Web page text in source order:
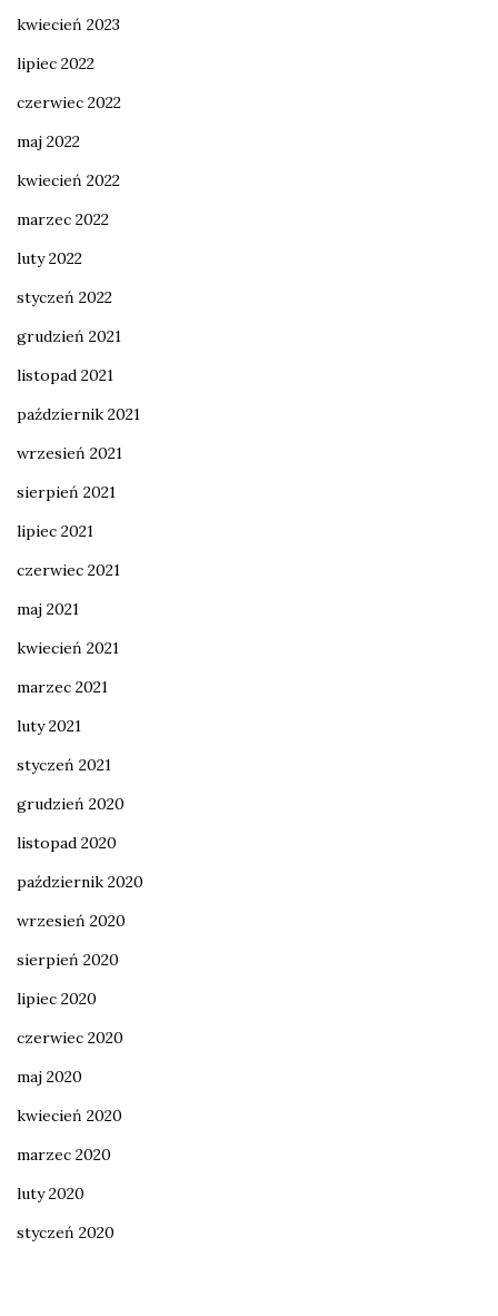
kwiecień 2023
lipiec 2022
czerwiec 2022
maj 2022
kwiecień 2022
marzec 2022
luty 2022
styczeń 2022
grudzień 2021
listopad 2021
październik 2021
wrzesień 2021
sierpień 2021
lipiec 2021
czerwiec 2021
maj 2021
kwiecień 2021
marzec 2021
luty 2021
styczeń 2021
grudzień 2020
listopad 2020
październik 2020
wrzesień 2020
sierpień 2020
lipiec 2020
czerwiec 2020
maj 2020
kwiecień 2020
marzec 2020
luty 2020
styczeń 2020